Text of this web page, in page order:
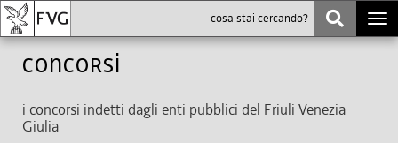
Concorsi
i concorsi indetti dagli enti pubblici del Friuli Venezia
Giulia